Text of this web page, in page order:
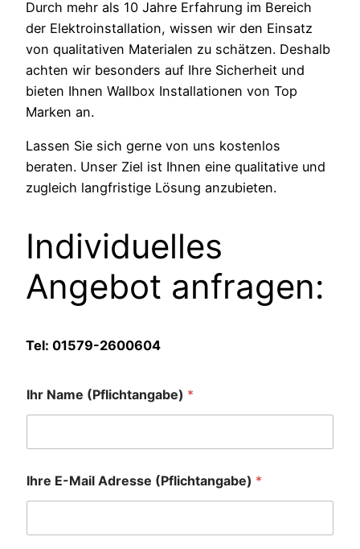
Durch mehr als 10 Jahre Erfahrung im Bereich
der Elektroinstallation, wissen wir den Einsatz
von qualitativen Materialen zu schätzen. Deshalb
achten wir besonders auf Ihre Sicherheit und
bieten Ihnen Wallbox Installationen von Top
Marken an.
Lassen Sie sich gerne von uns kostenlos
beraten. Unser Ziel ist Ihnen eine qualitative und
zugleich langfristige Lösung anzubieten.
Individuelles
Angebot anfragen:
Tel: 01579-2600604
Ihr Name (Pflichtangabe) *
Ihre E-Mail Adresse (Pflichtangabe) *